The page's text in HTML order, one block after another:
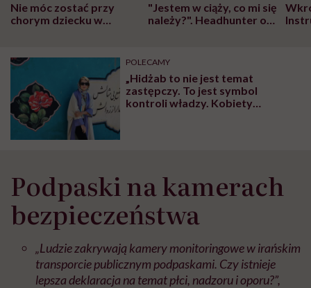
Nie móc zostać przy
chorym dziecku w
może chyba tylko
głupota i brak
wyobraźni"
"Jestem w ciąży, co mi się
należy?". Headhunter o
pracy
POLECAMY
„Hidżab to nie jest temat
zastępczy. To jest symbol
kontroli władzy. Kobiety
Podpaski na kamerach
bezpieczeństwa
„Ludzie zakrywają kamery monitoringowe w irańskim
transporcie publicznym podpaskami. Czy istnieje
lepsza deklaracja na temat płci, nadzoru i oporu?”,